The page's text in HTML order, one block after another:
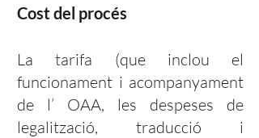
Cost del procés
La tarifa (que inclou el
funcionament i acompanyament
de l’ OAA, les despeses de
legalització, traducció i